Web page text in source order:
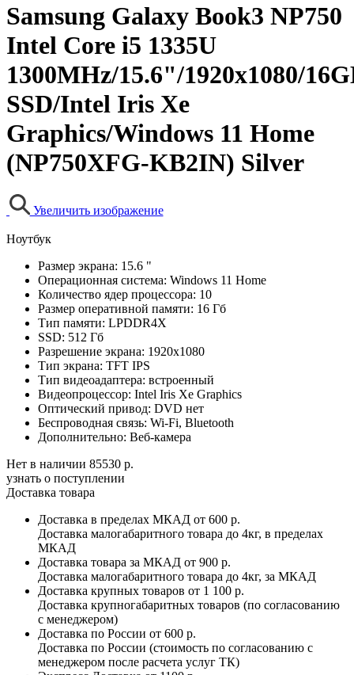
Samsung Galaxy Book3 NP750
Intel Core i5 1335U
1300MHz/15.6"/1920x1080/
SSD/Intel Iris Xe
Graphics/Windows 11 Home
(NP750XFG-KB2IN) Silver
Увеличить изображение
Ноутбук
Размер экрана: 15.6 "
Операционная система: Windows 11 Home
Количество ядер процессора: 10
Размер оперативной памяти: 16 Гб
Тип памяти: LPDDR4X
SSD: 512 Гб
Разрешение экрана: 1920x1080
Тип экрана: TFT IPS
Тип видеоадаптера: встроенный
Видеопроцессор: Intel Iris Xe Graphics
Оптический привод: DVD нет
Беспроводная связь: Wi-Fi, Bluetooth
Дополнительно: Веб-камера
Нет в наличии 85530 р.
узнать о поступлении
Доставка товара
Доставка в пределах МКАД от 600 р.
Доставка малогабаритного товара до 4кг, в пределах
МКАД
Доставка товара за МКАД от 900 р.
Доставка малогабаритного товара до 4кг, за МКАД
Доставка крупных товаров от 1 100 р.
Доставка крупногабаритных товаров (по согласованию
с менеджером)
Доставка по России от 600 р.
Доставка по России (стоимость по согласованию с
менеджером после расчета услуг ТК)